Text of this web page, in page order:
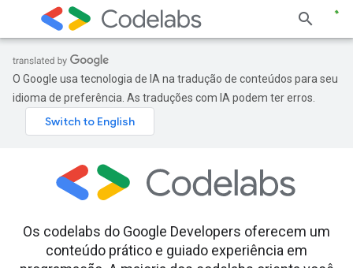
O Google usa tecnologia de IA na tradução de conteúdos para seu
idioma de preferência. As traduções com IA podem ter erros.
Os codelabs do Google Developers oferecem um
conteúdo prático e guiado experiência em